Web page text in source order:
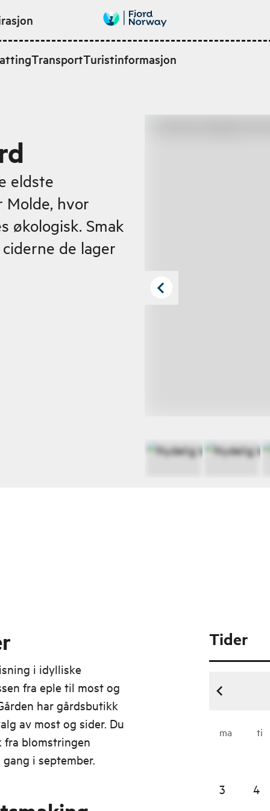
TransportTuristinformasjon
eldste
hvor
økologisk. Smak
de lager
i idylliske
fra eple til most og
har gårdsbutikk
av most og sider. Du
fra blomstringen
i september.
Tider
ma ti
3
4